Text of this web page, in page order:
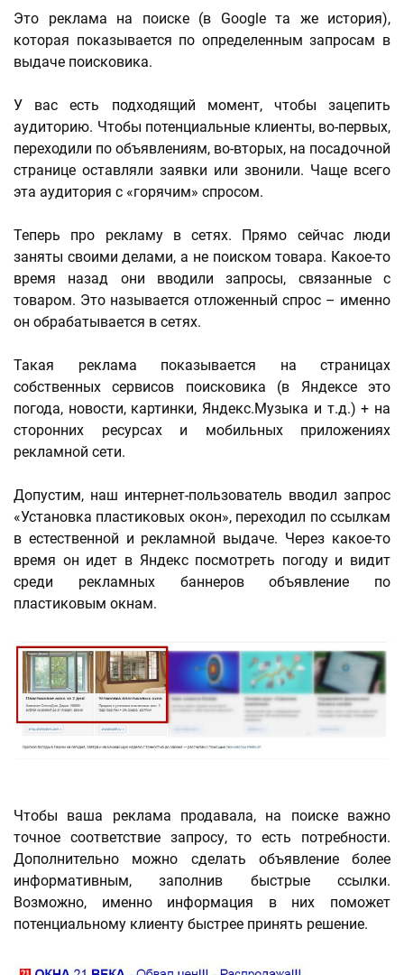
Это реклама на поиске (в Google та же история),
которая показывается по определенным запросам в
выдаче поисковика.
У вас есть подходящий момент, чтобы зацепить
аудиторию. Чтобы потенциальные клиенты, во-первых,
переходили по объявлениям, во-вторых, на посадочной
странице оставляли заявки или звонили. Чаще всего
эта аудитория с «горячим» спросом.
Теперь про рекламу в сетях. Прямо сейчас люди
заняты своими делами, а не поиском товара. Какое-то
время назад они вводили запросы, связанные с
товаром. Это называется отложенный спрос – именно
он обрабатывается в сетях.
Такая реклама показывается на страницах
собственных сервисов поисковика (в Яндексе это
погода, новости, картинки, Яндекс.Музыка и т.д.) + на
сторонних ресурсах и мобильных приложениях
рекламной сети.
Допустим, наш интернет-пользователь вводил запрос
«Установка пластиковых окон», переходил по ссылкам
в естественной и рекламной выдаче. Через какое-то
время он идет в Яндекс посмотреть погоду и видит
среди рекламных баннеров объявление по
пластиковым окнам.
Чтобы ваша реклама продавала, на поиске важно
точное соответствие запросу, то есть потребности.
Дополнительно можно сделать объявление более
информативным, заполнив быстрые ссылки.
Возможно, именно информация в них поможет
потенциальному клиенту быстрее принять решение.